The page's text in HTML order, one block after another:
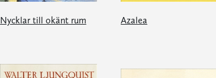
Nycklar till okänt rum Azalea